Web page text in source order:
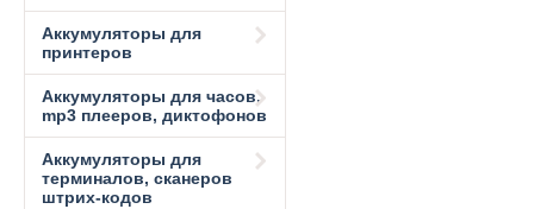
Аккумуляторы для
принтеров
Аккумуляторы для часов,
mp3 плееров, диктофонов
Аккумуляторы для
терминалов, сканеров
штрих-кодов